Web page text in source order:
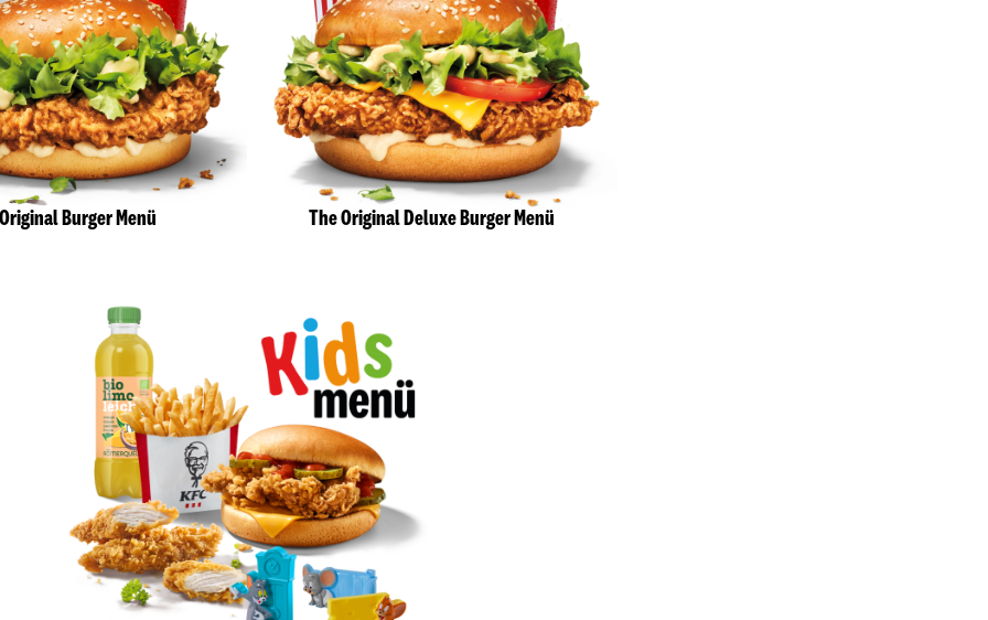
Burger Menü The Original Deluxe Burger Menü